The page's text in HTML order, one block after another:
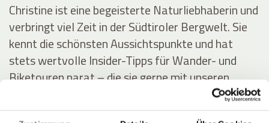
Christine ist eine begeisterte Naturliebhaberin und
verbringt viel Zeit in der Südtiroler Bergwelt. Sie
kennt die schönsten Aussichtspunkte und hat
stets wertvolle Insider-Tipps für Wander- und
Biketouren parat – die sie gerne mit unseren